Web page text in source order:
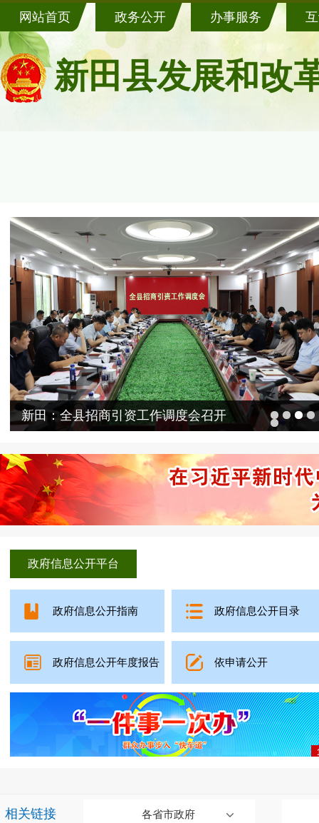
网站首页 政务公开 办事服务
新田县发展和改
政府信息公开平台
政府信息公开指南 政府信息公开目录
政府信息公开年度报告 依申请公开
相关链接 各省市政府